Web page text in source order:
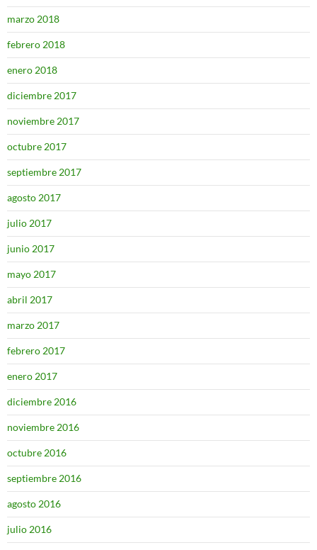
marzo 2018
febrero 2018
enero 2018
diciembre 2017
noviembre 2017
octubre 2017
septiembre 2017
agosto 2017
julio 2017
junio 2017
mayo 2017
abril 2017
marzo 2017
febrero 2017
enero 2017
diciembre 2016
noviembre 2016
octubre 2016
septiembre 2016
agosto 2016
julio 2016